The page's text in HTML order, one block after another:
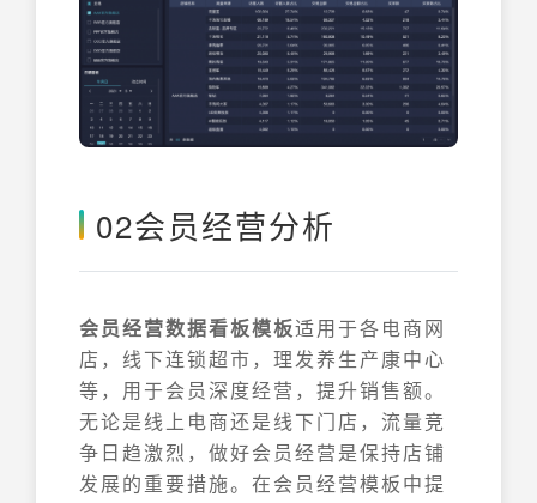
02会员经营分析
会员经营数据看板模板适用于各电商网
店，线下连锁超市，理发养生产康中心
等，用于会员深度经营，提升销售额。
无论是线上电商还是线下门店，流量竞
争日趋激烈，做好会员经营是保持店铺
发展的重要措施。在会员经营模板中提